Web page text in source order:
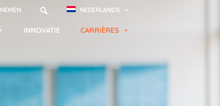
NEDERLANDS
INNOVATIE CARRIÈRES